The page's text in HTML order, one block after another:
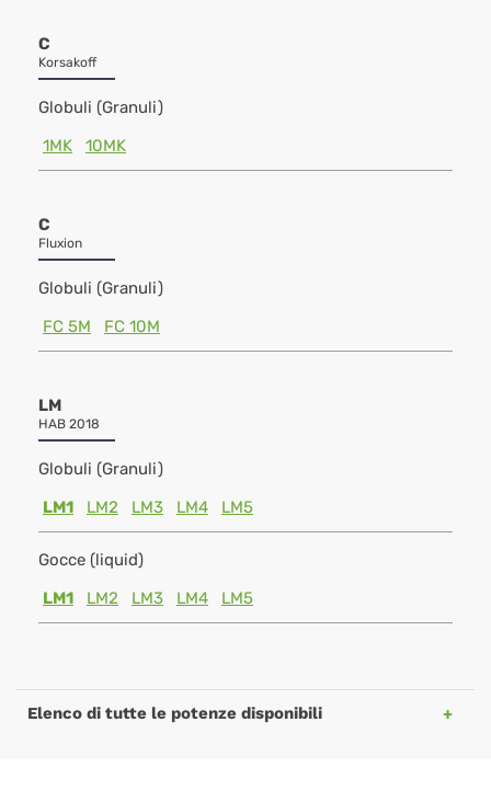
C
Korsakoff
Globuli (Granuli)
1MK
10MK
C
Fluxion
Globuli (Granuli)
FC 5M
FC 10M
LM
HAB 2018
Globuli (Granuli)
LM1
LM2 LM3 LM4 LM5
Gocce (liquid)
LM1
LM2 LM3 LM4 LM5
Elenco di tutte le potenze disponibili